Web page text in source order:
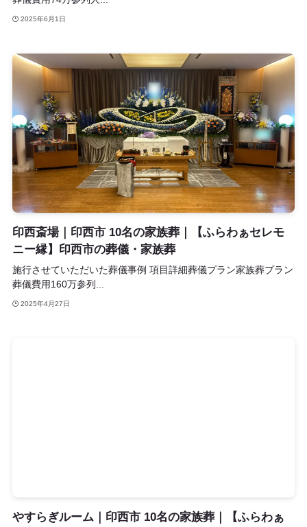
2025年6月1日
印西斎場｜印西市 10名の家族葬｜【ふらわぁセレモ
ニー縁】印西市の葬儀・家族葬
施行させていただいた葬儀事例 項目詳細葬儀プラン家族葬プラン
葬儀費用160万参列...
2025年4月27日
やすらぎルーム｜印西市 10名の家族葬｜【ふらわぁ